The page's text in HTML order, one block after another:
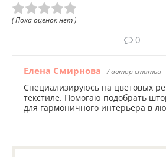
( Пока оценок нет )
0
Елена Смирнова / автор статьи
Специализируюсь на цветовых
текстиле. Помогаю подобрать
для гармоничного интерьера в